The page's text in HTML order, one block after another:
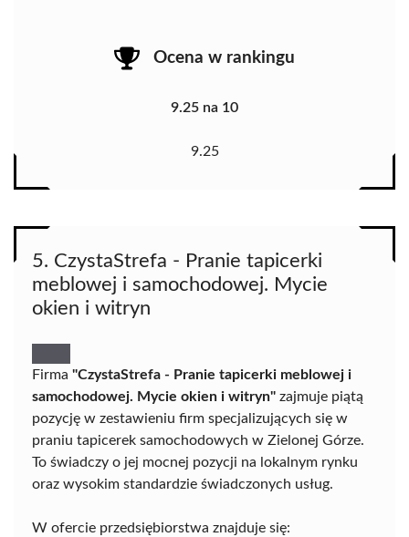
Ocena w rankingu
9.25 na 10
9.25
5. CzystaStrefa - Pranie tapicerki
meblowej i samochodowej. Mycie
okien i witryn
Firma "CzystaStrefa - Pranie tapicerki meblowej i
samochodowej. Mycie okien i witryn" zajmuje piątą
pozycję w zestawieniu firm specjalizujących się w
praniu tapicerek samochodowych w Zielonej Górze.
To świadczy o jej mocnej pozycji na lokalnym rynku
oraz wysokim standardzie świadczonych usług.
W ofercie przedsiębiorstwa znajduje się: